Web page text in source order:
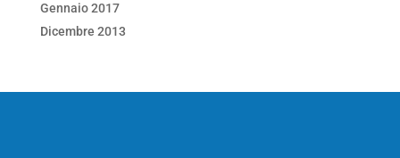
Gennaio 2017
Dicembre 2013